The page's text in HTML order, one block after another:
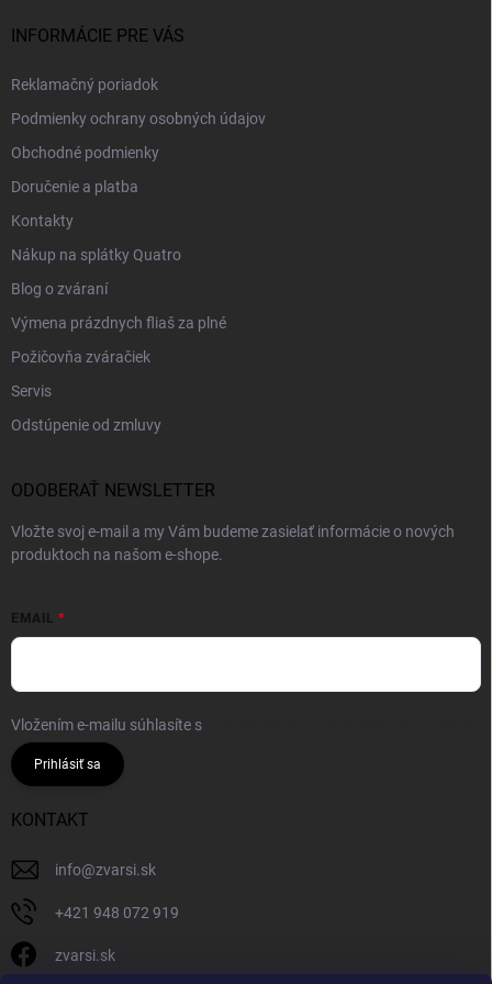
INFORMÁCIE PRE VÁS
Reklamačný poriadok
Podmienky ochrany osobných údajov
Obchodné podmienky
Doručenie a platba
Kontakty
Nákup na splátky Quatro
Blog o zváraní
Výmena prázdnych fliaš za plné
Požičovňa zváračiek
Servis
Odstúpenie od zmluvy
ODOBERAŤ NEWSLETTER
Vložte svoj e-mail a my Vám budeme zasielať informácie o nových
produktoch na našom e-shope.
EMAIL
Vložením e-mailu súhlasíte s
Prihlásiť sa
KONTAKT
info@zvarsi.sk
+421 948 072 919
zvarsi.sk